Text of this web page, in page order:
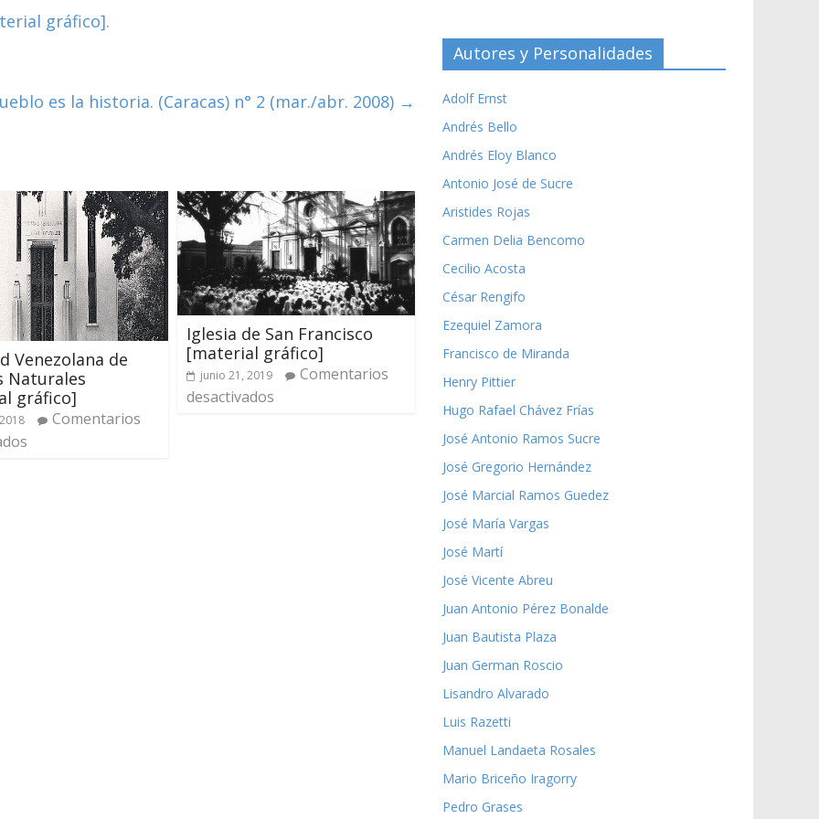
gráfico].
es la historia. (Caracas) n° 2 (mar./abr. 2008) →
Venezolana de
Naturales
gráfico]
Comentarios
Iglesia de San Francisco
[material gráfico]
junio 21, 2019
Comentarios
desactivados
Autores y Personalidades
Adolf Ernst
Andrés Bello
Andrés Eloy Blanco
Antonio José de Sucre
Aristides Rojas
Carmen Delia Bencomo
Cecilio Acosta
César Rengifo
Ezequiel Zamora
Francisco de Miranda
Henry Pittier
Hugo Rafael Chávez Frías
José Antonio Ramos Sucre
José Gregorio Hernández
José Marcial Ramos Guedez
José María Vargas
José Martí
José Vicente Abreu
Juan Antonio Pérez Bonalde
Juan Bautista Plaza
Juan German Roscio
Lisandro Alvarado
Luis Razetti
Manuel Landaeta Rosales
Mario Briceño Iragorry
Pedro Grases